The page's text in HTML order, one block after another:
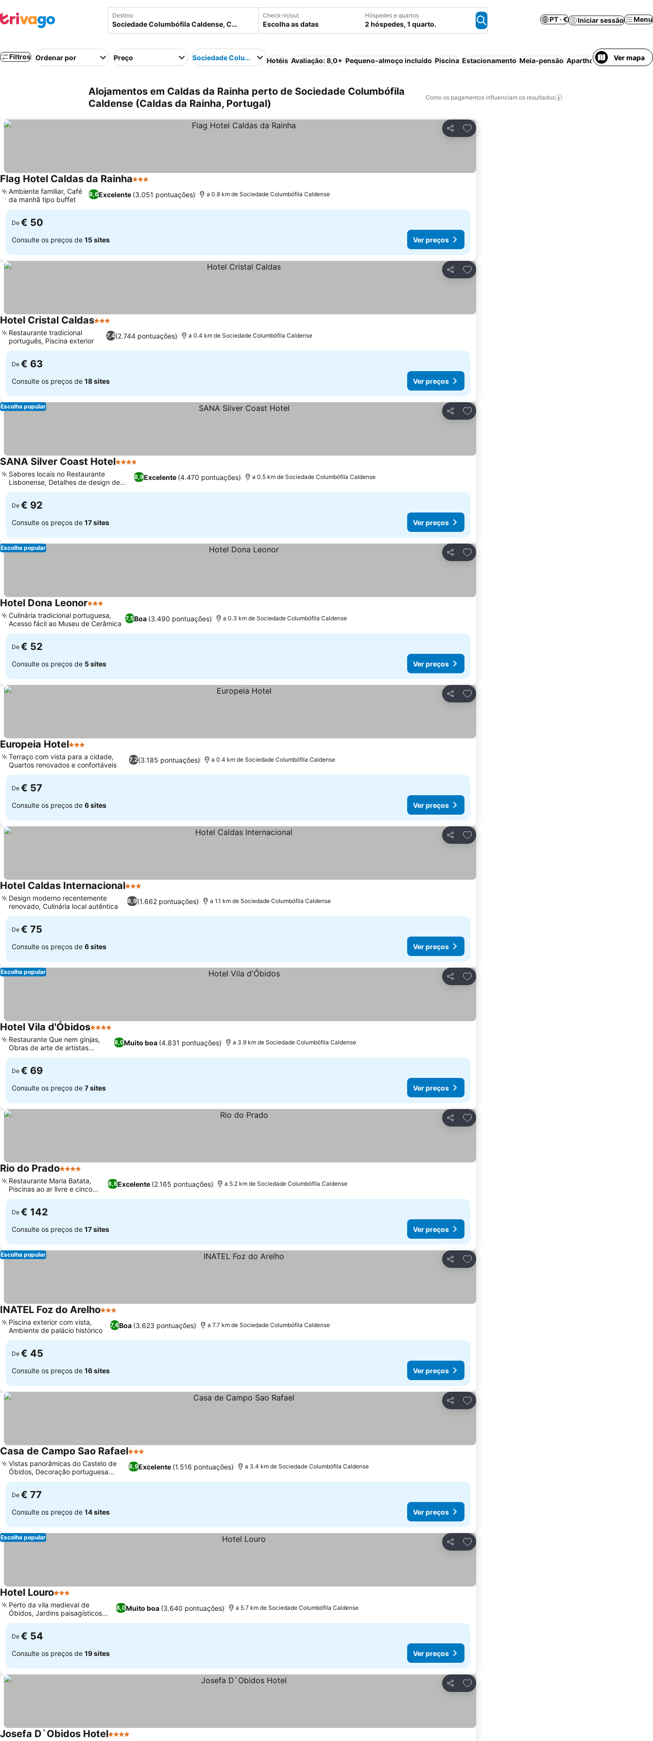
Destino Check-in/out
Escolha as datas
Hóspedes e quartos
2 hóspedes, 1 quarto.
PT · € Iniciar sessão Menu
Filtros Ordenar por Preço Sociedade Columbófila Caldense
Hotéis Avaliação: 8,0+ Pequeno-almoço incluído Piscina Estacionamento Meia-pensão Aparthotel Ver mapa
Alojamentos em Caldas da Rainha perto de Sociedade Columbófila
Caldense (Caldas da Rainha, Portugal)
Como os pagamentos influenciam os resultados
Partilhar
Adicionar aos favoritos
Flag Hotel Caldas da Rainha3 Estrelas
8,6Excelente (3.051 pontuações)
Ambiente familiar, Café
da manhã tipo buffet
a 0.8 km de Sociedade Columbófila Caldense
De € 50
Consulte os preços de 15 sites Ver preços
Partilhar
Adicionar aos favoritos
Hotel Cristal Caldas3 Estrelas
7,4(2.744 pontuações)
Restaurante tradicional
português, Piscina exterior
a 0.4 km de Sociedade Columbófila Caldense
De € 63
Consulte os preços de 18 sites Ver preços
Partilhar
Adicionar aos favoritos
Escolha popular
SANA Silver Coast Hotel4 Estrelas
8,9Excelente (4.470 pontuações)
Sabores locais no Restaurante
Lisbonense, Detalhes de design de
herança cultural
a 0.5 km de Sociedade Columbófila Caldense
De € 92
Consulte os preços de 17 sites Ver preços
Partilhar
Adicionar aos favoritos
Escolha popular
Hotel Dona Leonor3 Estrelas
7,5Boa (3.490 pontuações)
Culinária tradicional portuguesa,
Acesso fácil ao Museu de Cerâmica
a 0.3 km de Sociedade Columbófila Caldense
De € 52
Consulte os preços de 5 sites Ver preços
Partilhar
Adicionar aos favoritos
Europeia Hotel3 Estrelas
7,2(3.185 pontuações)
Terraço com vista para a cidade,
Quartos renovados e confortáveis
a 0.4 km de Sociedade Columbófila Caldense
De € 57
Consulte os preços de 6 sites Ver preços
Partilhar
Adicionar aos favoritos
Hotel Caldas Internacional3 Estrelas
6,9(1.662 pontuações)
Design moderno recentemente
renovado, Culinária local autêntica
a 1.1 km de Sociedade Columbófila Caldense
De € 75
Consulte os preços de 6 sites Ver preços
Partilhar
Adicionar aos favoritos
Escolha popular
Hotel Vila d'Óbidos4 Estrelas
8,0Muito boa (4.831 pontuações)
Restaurante Que nem ginjas,
Obras de arte de artistas
nacionais
a 3.9 km de Sociedade Columbófila Caldense
De € 69
Consulte os preços de 7 sites Ver preços
Partilhar
Adicionar aos favoritos
Rio do Prado4 Estrelas
8,6Excelente (2.165 pontuações)
Restaurante Maria Batata,
Piscinas ao ar livre e cinco
lagos
a 5.2 km de Sociedade Columbófila Caldense
De € 142
Consulte os preços de 17 sites Ver preços
Partilhar
Adicionar aos favoritos
Escolha popular
INATEL Foz do Arelho3 Estrelas
7,6Boa (3.623 pontuações)
Piscina exterior com vista,
Ambiente de palácio histórico
a 7.7 km de Sociedade Columbófila Caldense
De € 45
Consulte os preços de 16 sites Ver preços
Partilhar
Adicionar aos favoritos
Casa de Campo Sao Rafael3 Estrelas
8,9Excelente (1.516 pontuações)
Vistas panorâmicas do Castelo de
Óbidos, Decoração portuguesa
tradicional
a 3.4 km de Sociedade Columbófila Caldense
De € 77
Consulte os preços de 14 sites Ver preços
Partilhar
Adicionar aos favoritos
Escolha popular
Hotel Louro3 Estrelas
8,0Muito boa (3.640 pontuações)
Perto da vila medieval de
Óbidos, Jardins paisagísticos
pitorescos
a 5.7 km de Sociedade Columbófila Caldense
De € 54
Consulte os preços de 19 sites Ver preços
Partilhar
Adicionar aos favoritos
Josefa D`Obidos Hotel4 Estrelas